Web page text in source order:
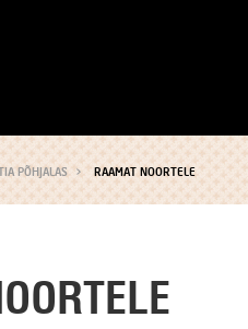
PÕHJALAS RAAMAT NOORTELE